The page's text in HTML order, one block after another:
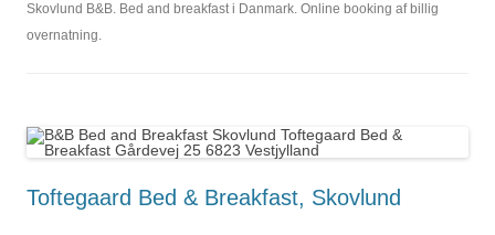
Skovlund B&B. Bed and breakfast i Danmark. Online booking af billig
overnatning.
Toftegaard Bed & Breakfast, Skovlund